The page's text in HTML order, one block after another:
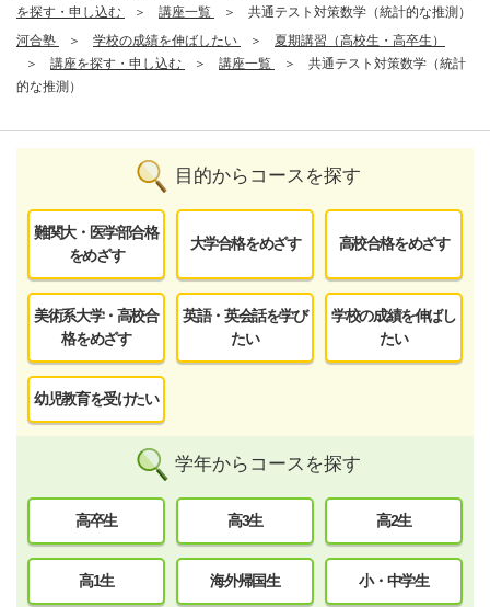
を探す・申し込む
講座一覧
共通テスト対策数学（統計的な推測）
河合塾
学校の成績を伸ばしたい
夏期講習（高校生・高卒生）
講座を探す・申し込む
講座一覧
共通テスト対策数学（統計
的な推測）
目的からコースを探す
難関大・医学部合格
をめざす
大学合格をめざす 高校合格をめざす
美術系大学・高校合
格をめざす
英語・英会話を学び
たい
学校の成績を伸ばし
たい
幼児教育を受けたい
学年からコースを探す
高卒生 高3生 高2生
高1生 海外帰国生 小・中学生